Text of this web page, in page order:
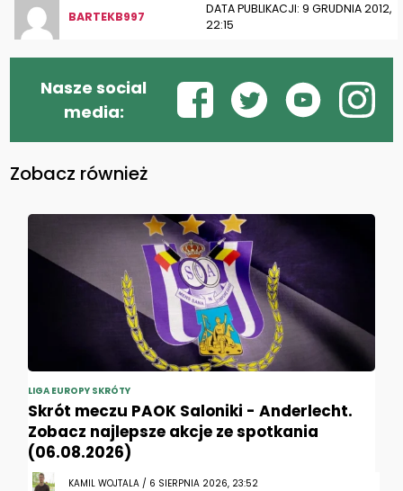
BARTEKB997
DATA PUBLIKACJI: 9 GRUDNIA 2012,
22:15
Nasze social
media:
Zobacz również
LIGA EUROPY SKRÓTY
Skrót meczu PAOK Saloniki - Anderlecht.
Zobacz najlepsze akcje ze spotkania
(06.08.2026)
KAMIL WOJTALA / 6 SIERPNIA 2026, 23:52